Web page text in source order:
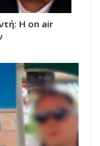
Η on air